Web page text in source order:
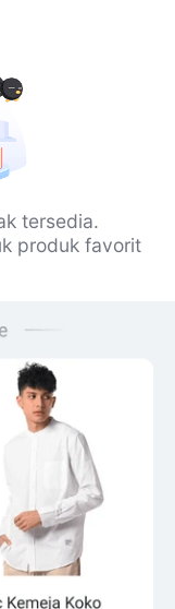
tersedia.
produk favorit